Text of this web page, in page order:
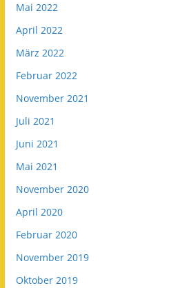
Mai 2022
April 2022
März 2022
Februar 2022
November 2021
Juli 2021
Juni 2021
Mai 2021
November 2020
April 2020
Februar 2020
November 2019
Oktober 2019